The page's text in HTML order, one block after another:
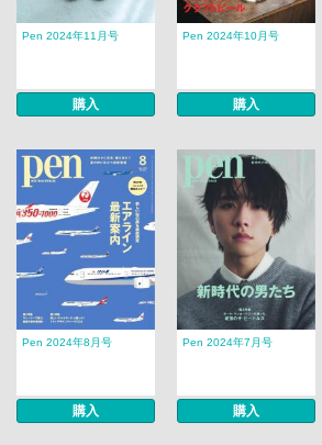
Pen 2024年11月号
購入
Pen 2024年10月号
購入
Pen 2024年8月号
購入
Pen 2024年7月号
購入